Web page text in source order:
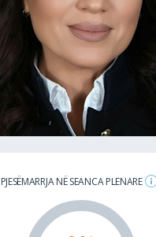
PJESËMARRJA NË SEANCA PLENARE